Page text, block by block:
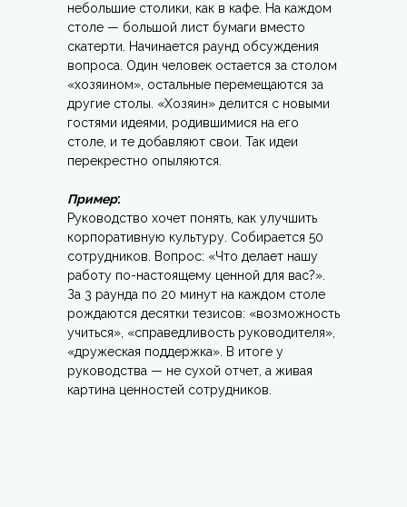
небольшие столики, как в кафе. На каждом
столе — большой лист бумаги вместо
скатерти. Начинается раунд обсуждения
вопроса. Один человек остается за столом
«хозяином», остальные перемещаются за
другие столы. «Хозяин» делится с новыми
гостями идеями, родившимися на его
столе, и те добавляют свои. Так идеи
перекрестно опыляются.
Пример:
Руководство хочет понять, как улучшить
корпоративную культуру. Собирается 50
сотрудников. Вопрос: «Что делает нашу
работу по-настоящему ценной для вас?».
За 3 раунда по 20 минут на каждом столе
рождаются десятки тезисов: «возможность
учиться», «справедливость руководителя»,
«дружеская поддержка». В итоге у
руководства — не сухой отчет, а живая
картина ценностей сотрудников.